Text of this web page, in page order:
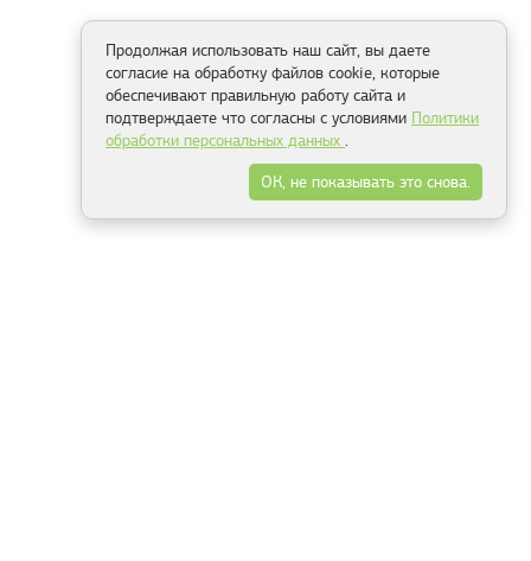
Продолжая использовать наш сайт, вы даете
согласие на обработку файлов cookie, которые
обеспечивают правильную работу сайта и
подтверждаете что согласны с условиями Политики
обработки персональных данных .
ОК, не показывать это снова.